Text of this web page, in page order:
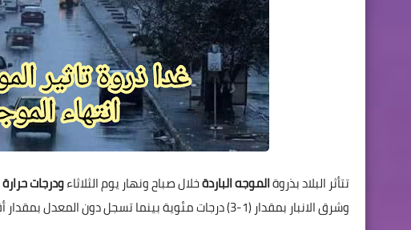
تتأثر البلاد بذروةالموجه الباردةخلال صباح ونهار يوم الثلاثاءودرجات حرارة
وشرق الانبار بمقدار (1-3) درجات مئوية بينما تسجل دون المعدل بمقدار أقل من 1 درجة مئوية في مدن شمال البلاد وغرب الانبار.